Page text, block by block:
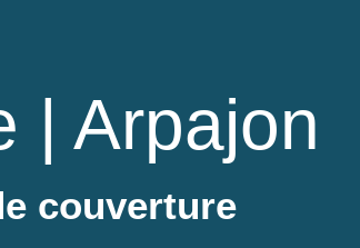
| Arpajon
couverture